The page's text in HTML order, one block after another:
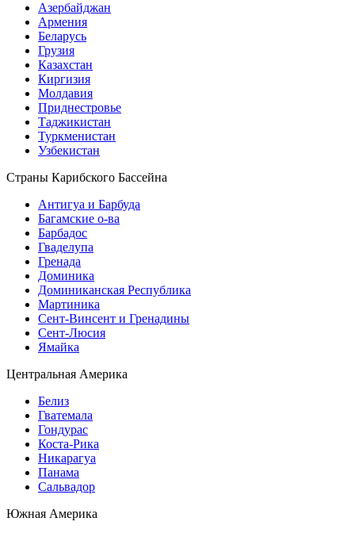
Азербайджан
Армения
Беларусь
Грузия
Казахстан
Киргизия
Молдавия
Приднестровье
Таджикистан
Туркменистан
Узбекистан
Страны Карибского Бассейна
Антигуа и Барбуда
Багамские о-ва
Барбадос
Гваделупа
Гренада
Доминика
Доминиканская Республика
Мартиника
Сент-Винсент и Гренадины
Сент-Люсия
Ямайка
Центральная Америка
Белиз
Гватемала
Гондурас
Коста-Рика
Никарагуа
Панама
Сальвадор
Южная Америка